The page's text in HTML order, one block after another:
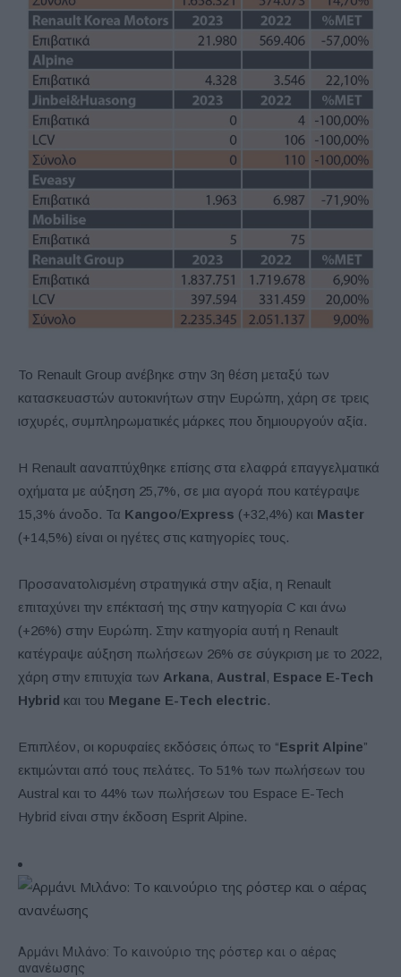
Το Renault Group ανέβηκε στην 3η θέση μεταξύ των
κατασκευαστών αυτοκινήτων στην Ευρώπη, χάρη σε τρεις
ισχυρές, συμπληρωματικές μάρκες που δημιουργούν αξία.
Η Renault ααναπτύχθηκε επίσης στα ελαφρά επαγγελματικά
οχήματα με αύξηση 25,7%, σε μια αγορά που κατέγραψε
15,3% άνοδο. Τα Kangoo/Express (+32,4%) και Master
(+14,5%) είναι οι ηγέτες στις κατηγορίες τους.
Προσανατολισμένη στρατηγικά στην αξία, η Renault
επιταχύνει την επέκτασή της στην κατηγορία C και άνω
(+26%) στην Ευρώπη. Στην κατηγορία αυτή η Renault
κατέγραψε αύξηση πωλήσεων 26% σε σύγκριση με το 2022,
χάρη στην επιτυχία των Arkana, Austral, Espace E-Tech
Hybrid και του Megane E-Tech electric.
Επιπλέον, οι κορυφαίες εκδόσεις όπως το “Esprit Alpine”
εκτιμώνται από τους πελάτες. Το 51% των πωλήσεων του
Austral και το 44% των πωλήσεων του Espace E-Tech
Hybrid είναι στην έκδοση Esprit Alpine.
Αρμάνι Μιλάνο: Το καινούριο της ρόστερ και ο αέρας
ανανέωσης